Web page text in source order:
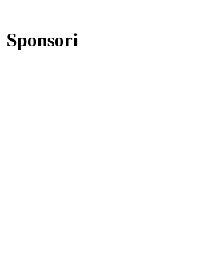
Sponsori